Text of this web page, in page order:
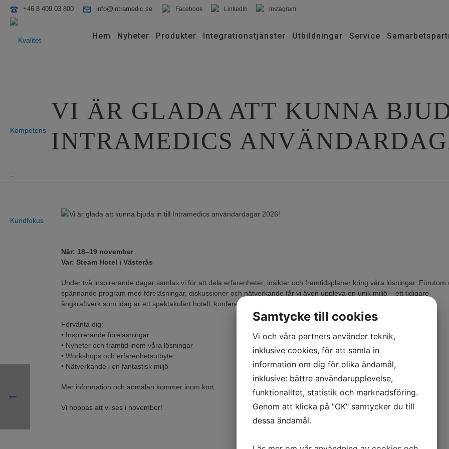
+46 8 409 03 800 info@intramedic.se Facebook LinkedIn Instagram
Hem Nyheter Produkter Integrationstjänster Utbildningar Service
VI ÄR GLADA ATT KUNNA
INTRAMEDICS
När: 18–19 november
Var: Steam Hotel i Västerås
Under två inspirerande dagar samlas vi för att dela erfarenheter, insikter och framtidsplaner kring våra lösningar. Förutom
spännande program med föreläsningar, diskussioner och nätverkande får vi även uppleva en unik miljö – ett tidigare
ångkraftverk som idag är ett spektakulärt hotell, konferens- och spa-destination vid Mälarens kant.
Förvänta dig:
• Inspirerande föreläsningar
• Nyheter och framtid inom våra lösningar
• Workshops och erfarenhetsutbyte
• Nätverkande i en fantastisk miljö
Mer information och anmälan kommer inom kort.
Vi hoppas att vi ses i november!
Samtycke till cookies
Vi och våra partners använder teknik,
inklusive cookies, för att samla in
information om dig för olika ändamål,
inklusive: bättre användarupplevelse,
funktionalitet, statistik och marknadsföring.
Genom att klicka på "OK" samtycker du till
dessa ändamål.